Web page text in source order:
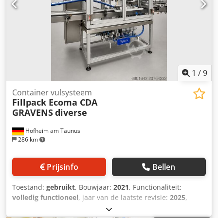
1 /9
Hofheim am Taunus
286 km
Container vulsysteem
Fillpack Ecoma CDA
GRAVENSdiverse
Prijsinfo Bellen
Toestand: gebruikt, Bouwjaar: 2021, Functionaliteit:
volledig functioneel, jaar van de laatste revisie: 2025,
documentatie / handleiding